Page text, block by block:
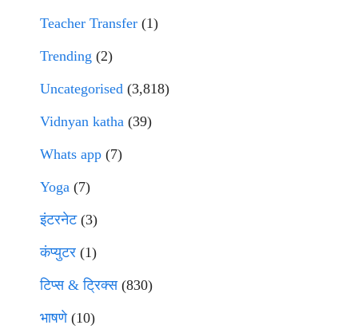
Teacher Transfer (1)
Trending (2)
Uncategorised (3,818)
Vidnyan katha (39)
Whats app (7)
Yoga (7)
इंटरनेट(3)
कंप्युटर (1)
टिप्स & ट्रिक्स(830)
भाषणे(10)